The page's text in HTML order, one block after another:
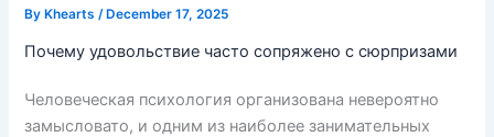
By Khearts/ December 17, 2025
Почему удовольствие часто сопряжено с сюрпризами
Человеческая психология организована невероятно
замысловато, и одним из наиболее занимательных